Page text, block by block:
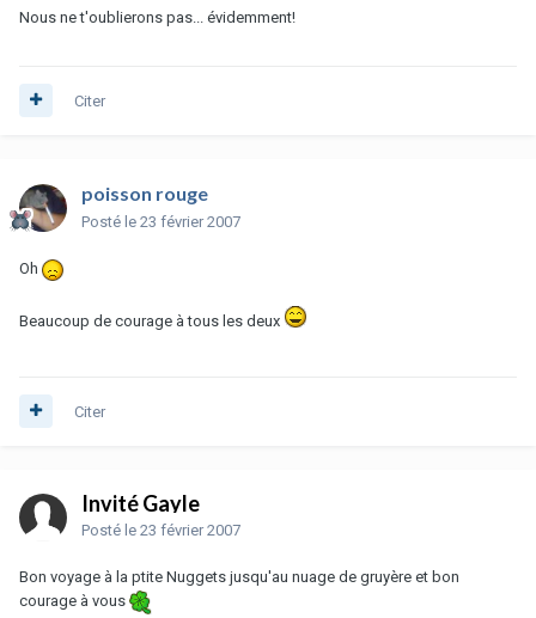
Nous ne t'oublierons pas... évidemment!
Citer
poisson rouge
Posté le 23 février 2007
Oh
Beaucoup de courage à tous les deux
Citer
Invité Gayle
Posté le 23 février 2007
Bon voyage à la ptite Nuggets jusqu'au nuage de gruyère et bon
courage à vous